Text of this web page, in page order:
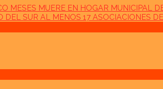
MESES MUERE EN HOGAR MUNICIPAL
DEL SUR AL MENOS 17 ASOCIACIONES